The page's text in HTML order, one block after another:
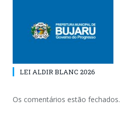
LEI ALDIR BLANC 2026
Os comentários estão fechados.